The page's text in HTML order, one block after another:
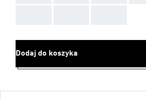
Dodaj do koszyka